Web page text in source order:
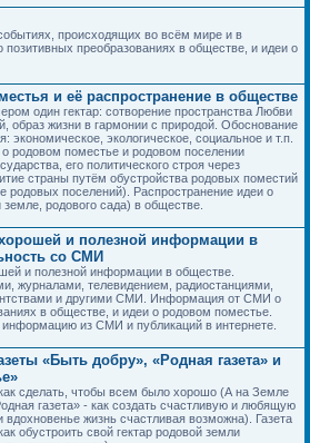
происходящих во всём мире и в
позитивных преобразованиях в обществе, и идеи о
и её распространение в обществе
один гектар: сотворение пространства Любви
образ жизни в гармонии с природой. Обоснование
экономическое, экологическое, социальное и т.п.
родовом поместье и родовом поселении
его политического строя через
страны путём обустройства родовых поместий
родовых поселений). Распространение идеи о
родового сада) в обществе.
и полезной информации в
со СМИ
и полезной информации в обществе.
журналами, телевидением, радиостанциями,
и другими СМИ. Информация от СМИ о
в обществе, и идеи о родовом поместье.
из СМИ и публикаций в интернете.
«Быть добру», «Родная газета» и
сделать, чтобы всем было хорошо (А на Земле
газета» - как создать счастливую и любящую
жизнь счастливая возможна). Газета
обустроить свой гектар родовой земли